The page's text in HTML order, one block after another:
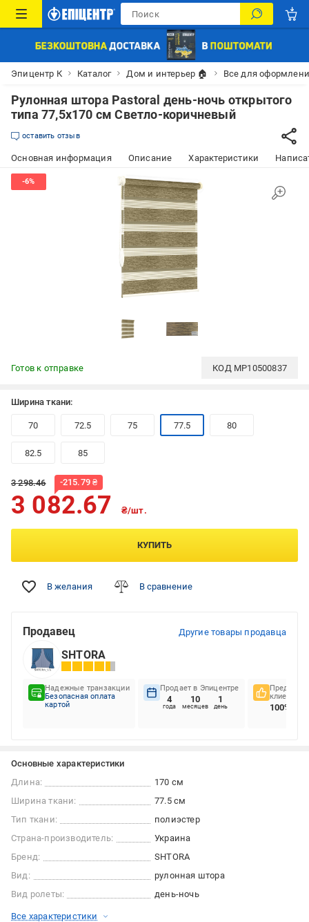
Эпицентр К Каталог Дом и интерьер 🏠 Все для
Рулонная штора Pastoral день-ночь открытого
типа 77,5х170 см Светло-коричневый
оставить отзыв
Основная информация Описание Характеристики
Готов к отправке КОД MP10500837
Ширина ткани:
70 72.5 75 77.5 80
82.5 85
3 298.46 -215.79 ₴
3 082.67 ₴/шт.
КУПИТЬ
В желания В сравнение
Продавец Другие товары продавца
SHTORA
Надежные транзакции
Безопасная оплата
картой
Продает в Эпицентре
4
года
10
месяцев
1
день
клиентов
100%
Основные характеристики
Длина:
170 см
Ширина ткани:
77.5 см
Тип ткани:
полиэстер
Страна-производитель:
Украина
Бренд:
SHTORA
Вид:
рулонная штора
Вид ролеты:
день-ночь
Все характеристики